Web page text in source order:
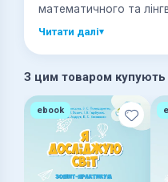
математичного та
Читати далі▾
З цим товаром купують
ebook